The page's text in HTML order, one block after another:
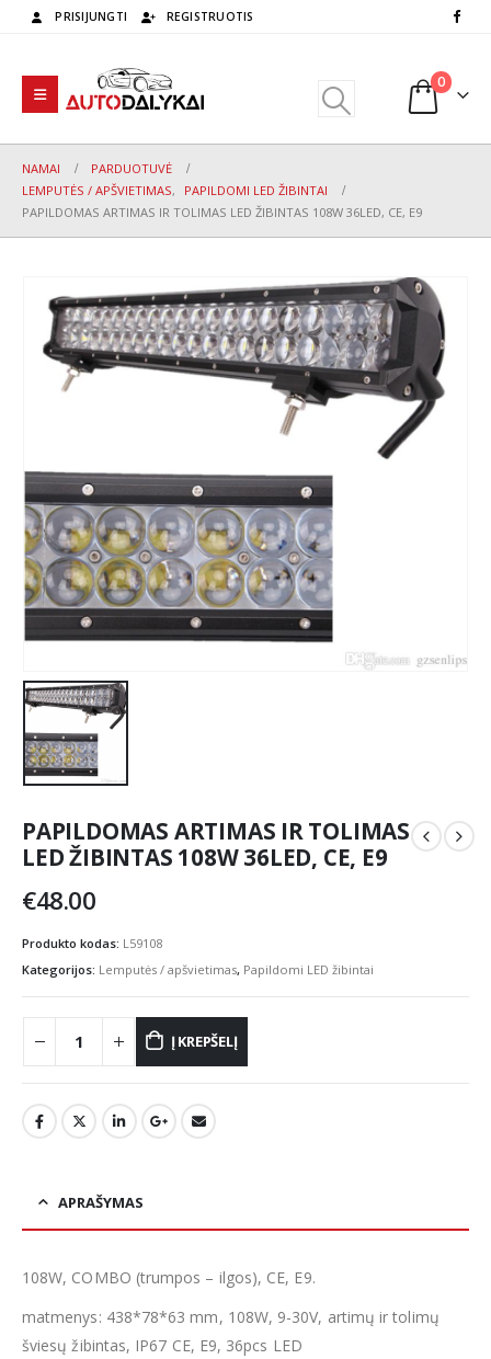
PRISIJUNGTI REGISTRUOTIS
0
NAMAI
PARDUOTUVĖ
LEMPUTĖS / APŠVIETIMAS,
PAPILDOMI LED ŽIBINTAI
PAPILDOMAS ARTIMAS IR TOLIMAS LED ŽIBINTAS 108W 36LED, CE, E9
PAPILDOMAS ARTIMAS IR TOLIMAS
LED ŽIBINTAS 108W 36LED, CE, E9
€48.00
Produkto kodas: L59108
Kategorijos: Lemputės / apšvietimas, Papildomi LED žibintai
Į KREPŠELĮ
APRAŠYMAS
108W, COMBO (trumpos – ilgos), CE, E9.
matmenys: 438*78*63 mm, 108W, 9-30V, artimų ir tolimų
šviesų žibintas, IP67 CE, E9, 36pcs LED